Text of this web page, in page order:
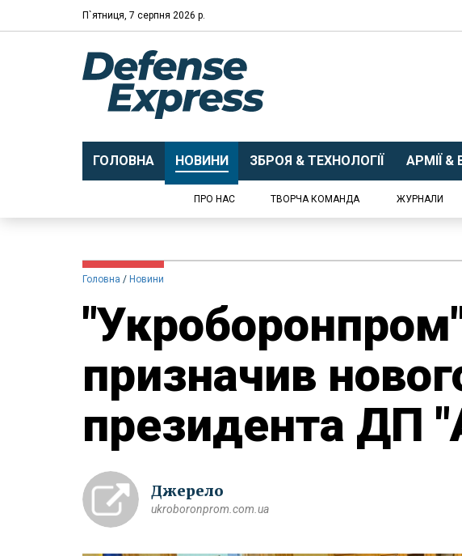
П`ятниця, 7 серпня 2026 р.
ГОЛОВНА НОВИНИ ЗБРОЯ & ТЕХНОЛОГІЇ АРМІЇ &
ПРО НАС ТВОРЧА КОМАНДА ЖУРНАЛИ
Головна Новини
призначив
президента ДП
Джерело
ukroboronprom.com.ua